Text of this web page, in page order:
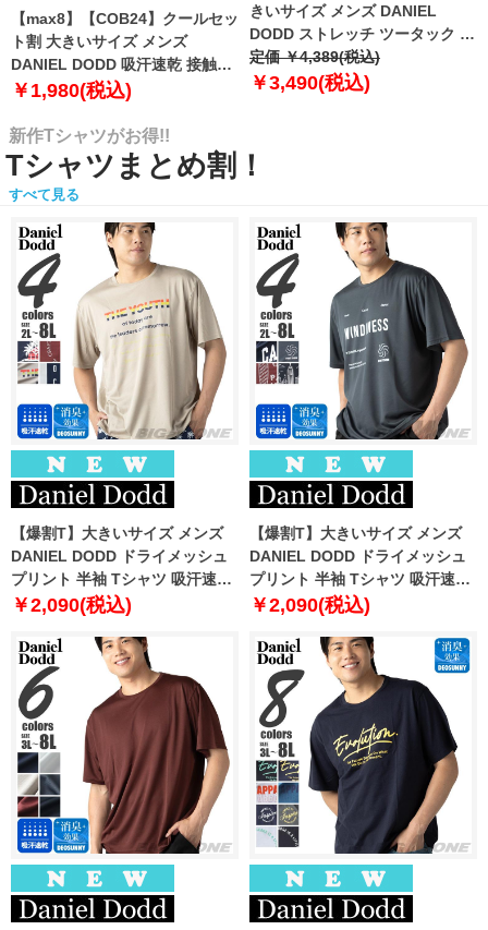
【max8】【COB24】クールセッ
ト割 大きいサイズ メンズ
DANIEL DODD 吸汗速乾 接触涼
感 Vネック 半袖 クールアンダー
2101
￥1,980(税込)
きいサイズ メンズ DANIEL
DODD ストレッチ ツータック チ
ノ パンツ チノパン テーパード
azp-210102
定価 ￥4,389(税込)
￥3,490(税込)
新作Tシャツがお得!!
Tシャツまとめ割！
すべて見る
【爆割T】大きいサイズ メンズ
DANIEL DODD ドライメッシュ
プリント 半袖 Tシャツ 吸汗速乾
春夏新作 tjt-2602dry3 【fre】
￥2,090(税込)
【爆割T】大きいサイズ メンズ
DANIEL DODD ドライメッシュ
プリント 半袖 Tシャツ 吸汗速乾
春夏新作 tjt-2602dry4 【fre】
￥2,090(税込)